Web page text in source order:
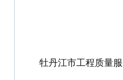
牡丹江市工程质量